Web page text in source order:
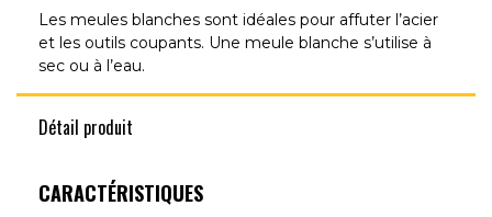
Les meules blanches sont idéales pour affuter l’acier
et les outils coupants. Une meule blanche s’utilise à
sec ou à l’eau.
Détail produit
CARACTÉRISTIQUES